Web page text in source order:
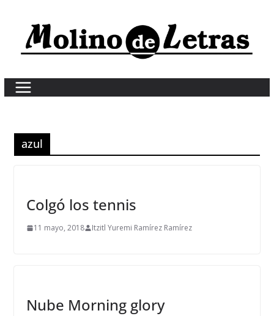
content
azul
Colgó los tennis
11 mayo, 2018 Itzitl Yuremi Ramírez Ramírez
Nube Morning glory